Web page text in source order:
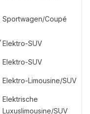
Sportwagen/Coupé
Elektro-SUV
Elektro-SUV
Elektro-Limousine/SUV
Elektrische
Luxuslimousine/SUV